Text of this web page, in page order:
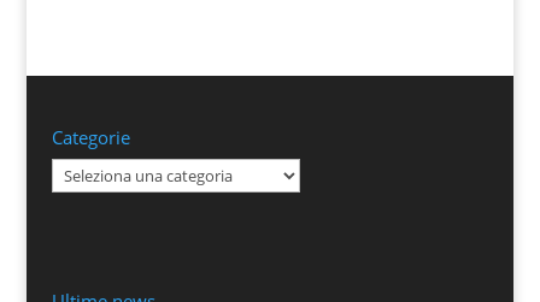
Categorie
Categorie